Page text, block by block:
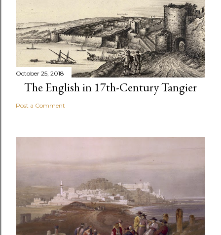
October 25, 2018
The English in 17th-Century Tangier
Post a Comment